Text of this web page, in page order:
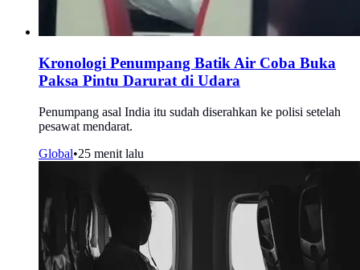
Kronologi Penumpang Batik Air Coba Buka
Paksa Pintu Darurat di Udara
Penumpang asal India itu sudah diserahkan ke polisi setelah
pesawat mendarat.
Global•25 menit lalu